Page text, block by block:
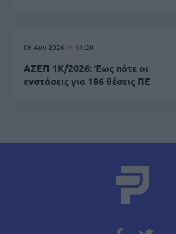
06 Αυγ 2026 11:20
ΑΣΕΠ 1Κ/2026: Έως πότε οι
ενστάσεις για 186 θέσεις ΠΕ